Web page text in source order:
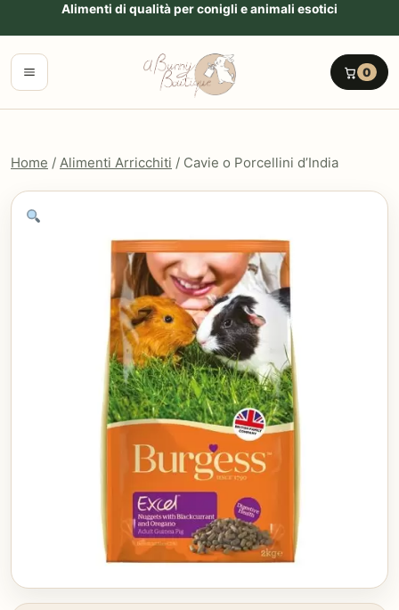
Vai al contenutoAlimenti di qualità per conigli e animali esotici
Menu 0
Home / Alimenti Arricchiti / Cavie o Porcellini d’India